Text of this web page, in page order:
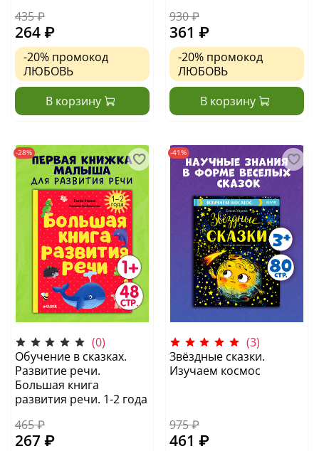
435 ₽
264 ₽
-20% промокод
ЛЮБОВЬ
В корзину
930 ₽
361 ₽
-20% промокод
ЛЮБОВЬ
В корзину
-28%
(0)
Обучение в сказках.
Развитие речи.
Большая книга
развития речи. 1-2 года
465 ₽
267 ₽
-41%
(3)
Звёздные сказки.
Изучаем космос
975 ₽
461 ₽